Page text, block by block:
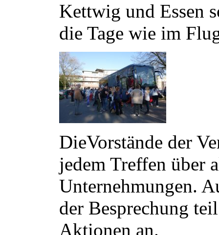
Kettwig und Essen
die Tage wie im
DieVorstände der
jedem Treffen über
Unternehmungen.
der Besprechung
Aktionen an.